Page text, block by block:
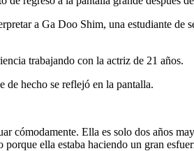
a Ga Doo Shim, una estudiante
trabajando con la actriz de 21 años.
de hecho se reflejó en la pantalla.
cómodamente. Ella es solo dos años
ella estaba haciendo un gran